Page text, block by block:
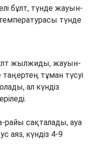
бұлт, түнде жауын-
түнде
жылжиды, жауын-
тұман түсуі
ал күндіз
райы сақталады, ауа
аяз, күндіз 4-9